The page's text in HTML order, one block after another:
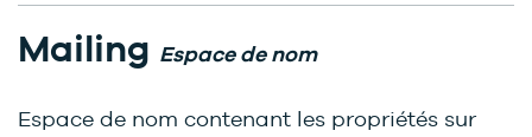
Mailing Espace de nom
Espace de nom contenant les propriétés sur